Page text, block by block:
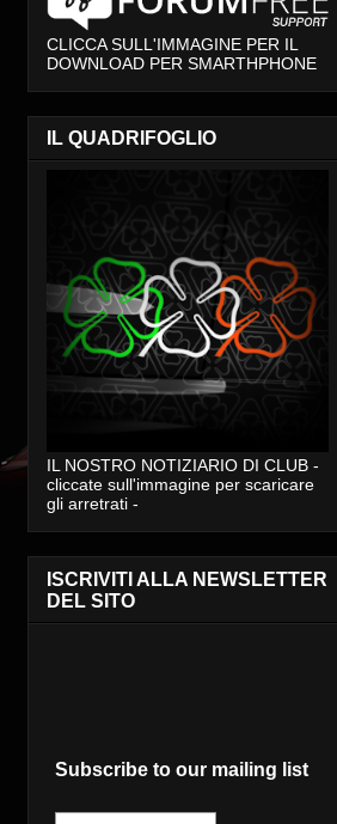
CLICCA SULL'IMMAGINE PER IL
DOWNLOAD PER SMARTHPHONE
IL QUADRIFOGLIO
IL NOSTRO NOTIZIARIO DI CLUB -
cliccate sull'immagine per scaricare
gli arretrati -
ISCRIVITI ALLA NEWSLETTER
DEL SITO
Subscribe to our mailing list